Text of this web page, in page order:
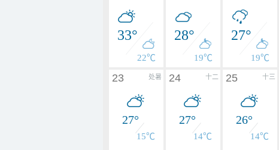
33°
22℃
28°
19℃
27°
19℃
处暑
23
27°
15℃
十二
24
27°
14℃
十三
25
26°
14℃